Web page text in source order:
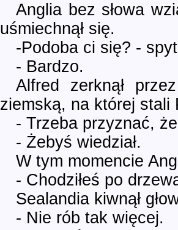
Anglia bez słowa
uśmiechnął się.
-Podoba ci się? -
- Bardzo.
Alfred zerknął
ziemską, na której stali
- Trzeba przyznać,
- Żebyś wiedział.
W tym momencie
- Chodziłeś po
Sealandia kiwnął
- Nie rób tak więcej.